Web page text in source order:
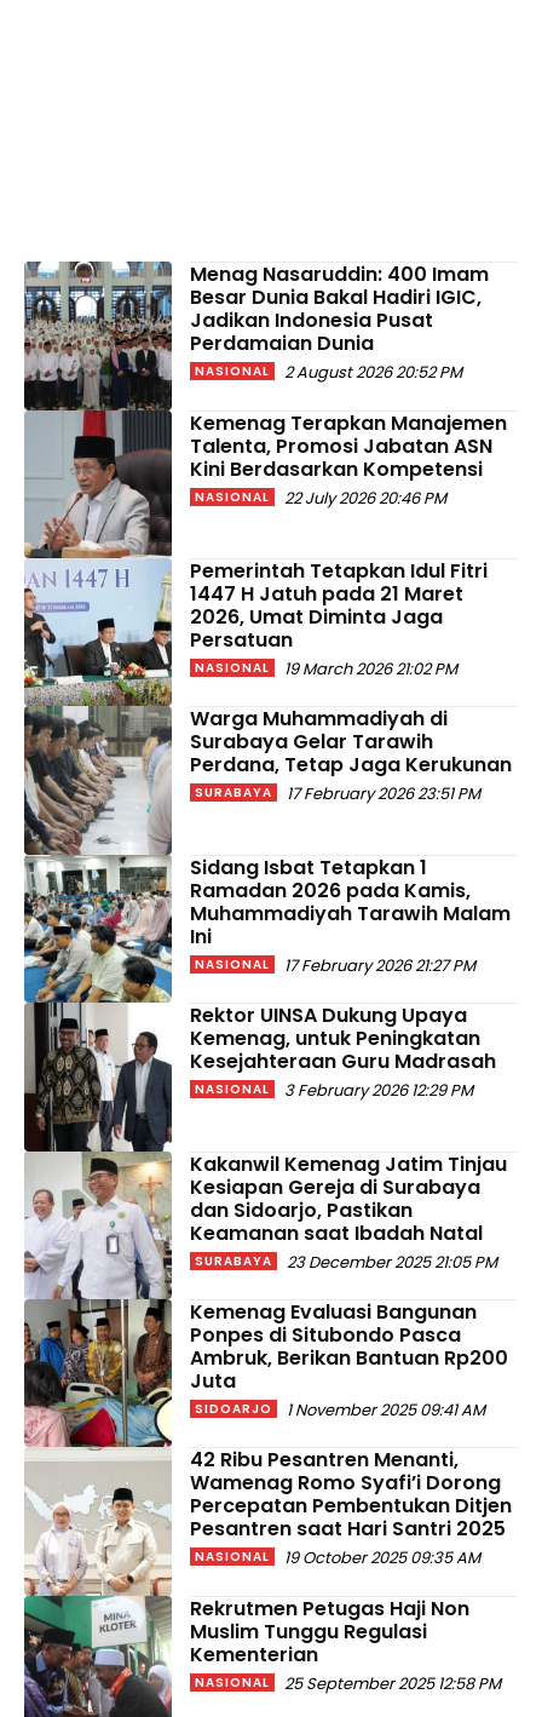
Menag Nasaruddin: 400 Imam
Besar Dunia Bakal Hadiri IGIC,
Jadikan Indonesia Pusat
Perdamaian Dunia
NASIONAL 2 August 2026 20:52 PM
Kemenag Terapkan Manajemen
Talenta, Promosi Jabatan ASN
Kini Berdasarkan Kompetensi
NASIONAL 22 July 2026 20:46 PM
Pemerintah Tetapkan Idul Fitri
1447 H Jatuh pada 21 Maret
2026, Umat Diminta Jaga
Persatuan
NASIONAL 19 March 2026 21:02 PM
Warga Muhammadiyah di
Surabaya Gelar Tarawih
Perdana, Tetap Jaga Kerukunan
SURABAYA 17 February 2026 23:51 PM
Sidang Isbat Tetapkan 1
Ramadan 2026 pada Kamis,
Muhammadiyah Tarawih Malam
Ini
NASIONAL 17 February 2026 21:27 PM
Rektor UINSA Dukung Upaya
Kemenag, untuk Peningkatan
Kesejahteraan Guru Madrasah
NASIONAL 3 February 2026 12:29 PM
Kakanwil Kemenag Jatim Tinjau
Kesiapan Gereja di Surabaya
dan Sidoarjo, Pastikan
Keamanan saat Ibadah Natal
SURABAYA 23 December 2025 21:05 PM
Kemenag Evaluasi Bangunan
Ponpes di Situbondo Pasca
Ambruk, Berikan Bantuan Rp200
Juta
SIDOARJO 1 November 2025 09:41 AM
42 Ribu Pesantren Menanti,
Wamenag Romo Syafi’i Dorong
Percepatan Pembentukan Ditjen
Pesantren saat Hari Santri 2025
NASIONAL 19 October 2025 09:35 AM
Rekrutmen Petugas Haji Non
Muslim Tunggu Regulasi
Kementerian
NASIONAL 25 September 2025 12:58 PM